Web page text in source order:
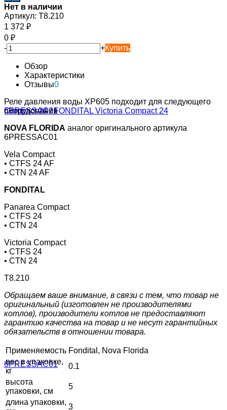
Нет в наличии
Артикул: T8.210
1 372 ₽
0 ₽
-
+Купить
Обзор
Характеристики
Отзывы0
Реле давления воды XP605 подходит для следующего
оборудования
NOVA FLORIDA аналог оригинального артикула
6PRESSAC01
Vela Compact
• CTFS 24 AF
• CTN 24 AF
FONDITAL
Panarea Compact
• CTFS 24
• CTN 24
Victoria Compact
• CTFS 24
• CTN 24
Т8.210
Обращаем ваше внимание, в связи с тем, что товар не
оригинальный (изготовлен не производителями
котлов), производители котлов не предоставляют
гарантию качества на товар и не несут гарантийных
обязательств в отношении товара.
Применяемость Fondital, Nova Florida
вес в упаковке,
кг
0.1
высота
упаковки, см
5
длина упаковки,
3